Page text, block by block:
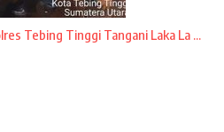
Tebing Tinggi Tangani Laka La ...